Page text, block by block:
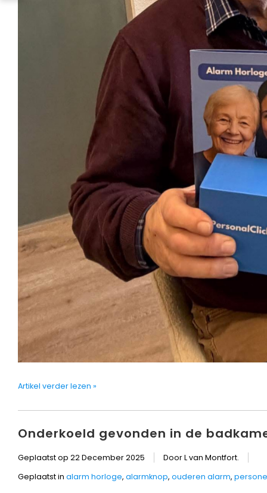
Artikel verder lezen »
Onderkoeld gevonden in de
Geplaatst op 22 December 2025
Door L van Montfort.
Geplaatst in alarm horloge, alarmknop, ouderen alarm,